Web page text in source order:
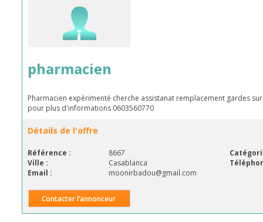
pharmacien
Pharmacien expérimenté cherche assistanat remplacement gardes
pour plus d'informations 0603560770
Détails de l'offre
Référence : 8667
Ville :
Casablanca
Email :
moonirbadou@gmail.com
Contacter l’annonceur